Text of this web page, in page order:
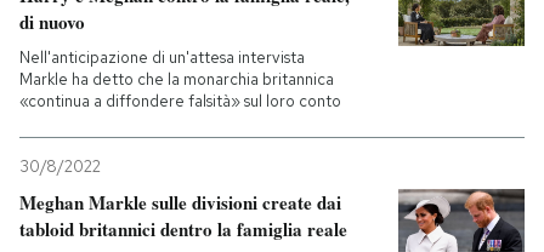
di nuovo
Nell'anticipazione di un'attesa intervista
Markle ha detto che la monarchia britannica
«continua a diffondere falsità» sul loro conto
30/8/2022
Meghan Markle sulle divisioni create dai
tabloid britannici dentro la famiglia reale